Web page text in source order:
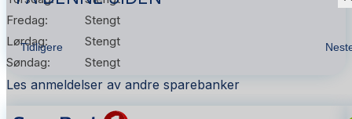
Tidligere
Fredag:
Stengt
Lørdag:
Stengt
Søndag:
Stengt
Les anmeldelser av andre sparebanker